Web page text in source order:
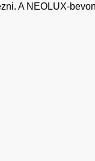
A NEOLUX-